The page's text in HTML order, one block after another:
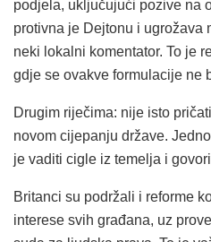
podjela, uključujući pozive na
protivna je Dejtonu i ugrožava
neki lokalni komentator. To je
gdje se ovakve formulacije ne
Drugim riječima: nije isto
novom cijepanju države.
je vaditi cigle iz temelja i
Britanci su podržali i reforme
interese svih građana, uz